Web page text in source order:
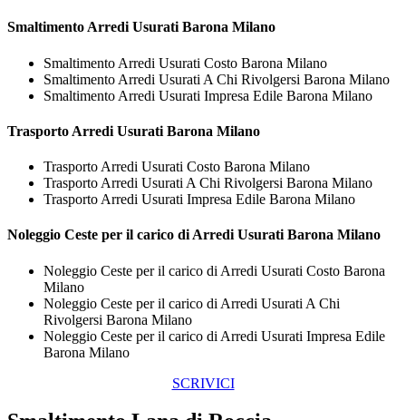
Smaltimento Arredi Usurati Barona Milano
Smaltimento Arredi Usurati Costo Barona Milano
Smaltimento Arredi Usurati A Chi Rivolgersi Barona Milano
Smaltimento Arredi Usurati Impresa Edile Barona Milano
Trasporto Arredi Usurati Barona Milano
Trasporto Arredi Usurati Costo Barona Milano
Trasporto Arredi Usurati A Chi Rivolgersi Barona Milano
Trasporto Arredi Usurati Impresa Edile Barona Milano
Noleggio Ceste per il carico di Arredi Usurati Barona Milano
Noleggio Ceste per il carico di Arredi Usurati Costo Barona
Milano
Noleggio Ceste per il carico di Arredi Usurati A Chi
Rivolgersi Barona Milano
Noleggio Ceste per il carico di Arredi Usurati Impresa Edile
Barona Milano
SCRIVICI